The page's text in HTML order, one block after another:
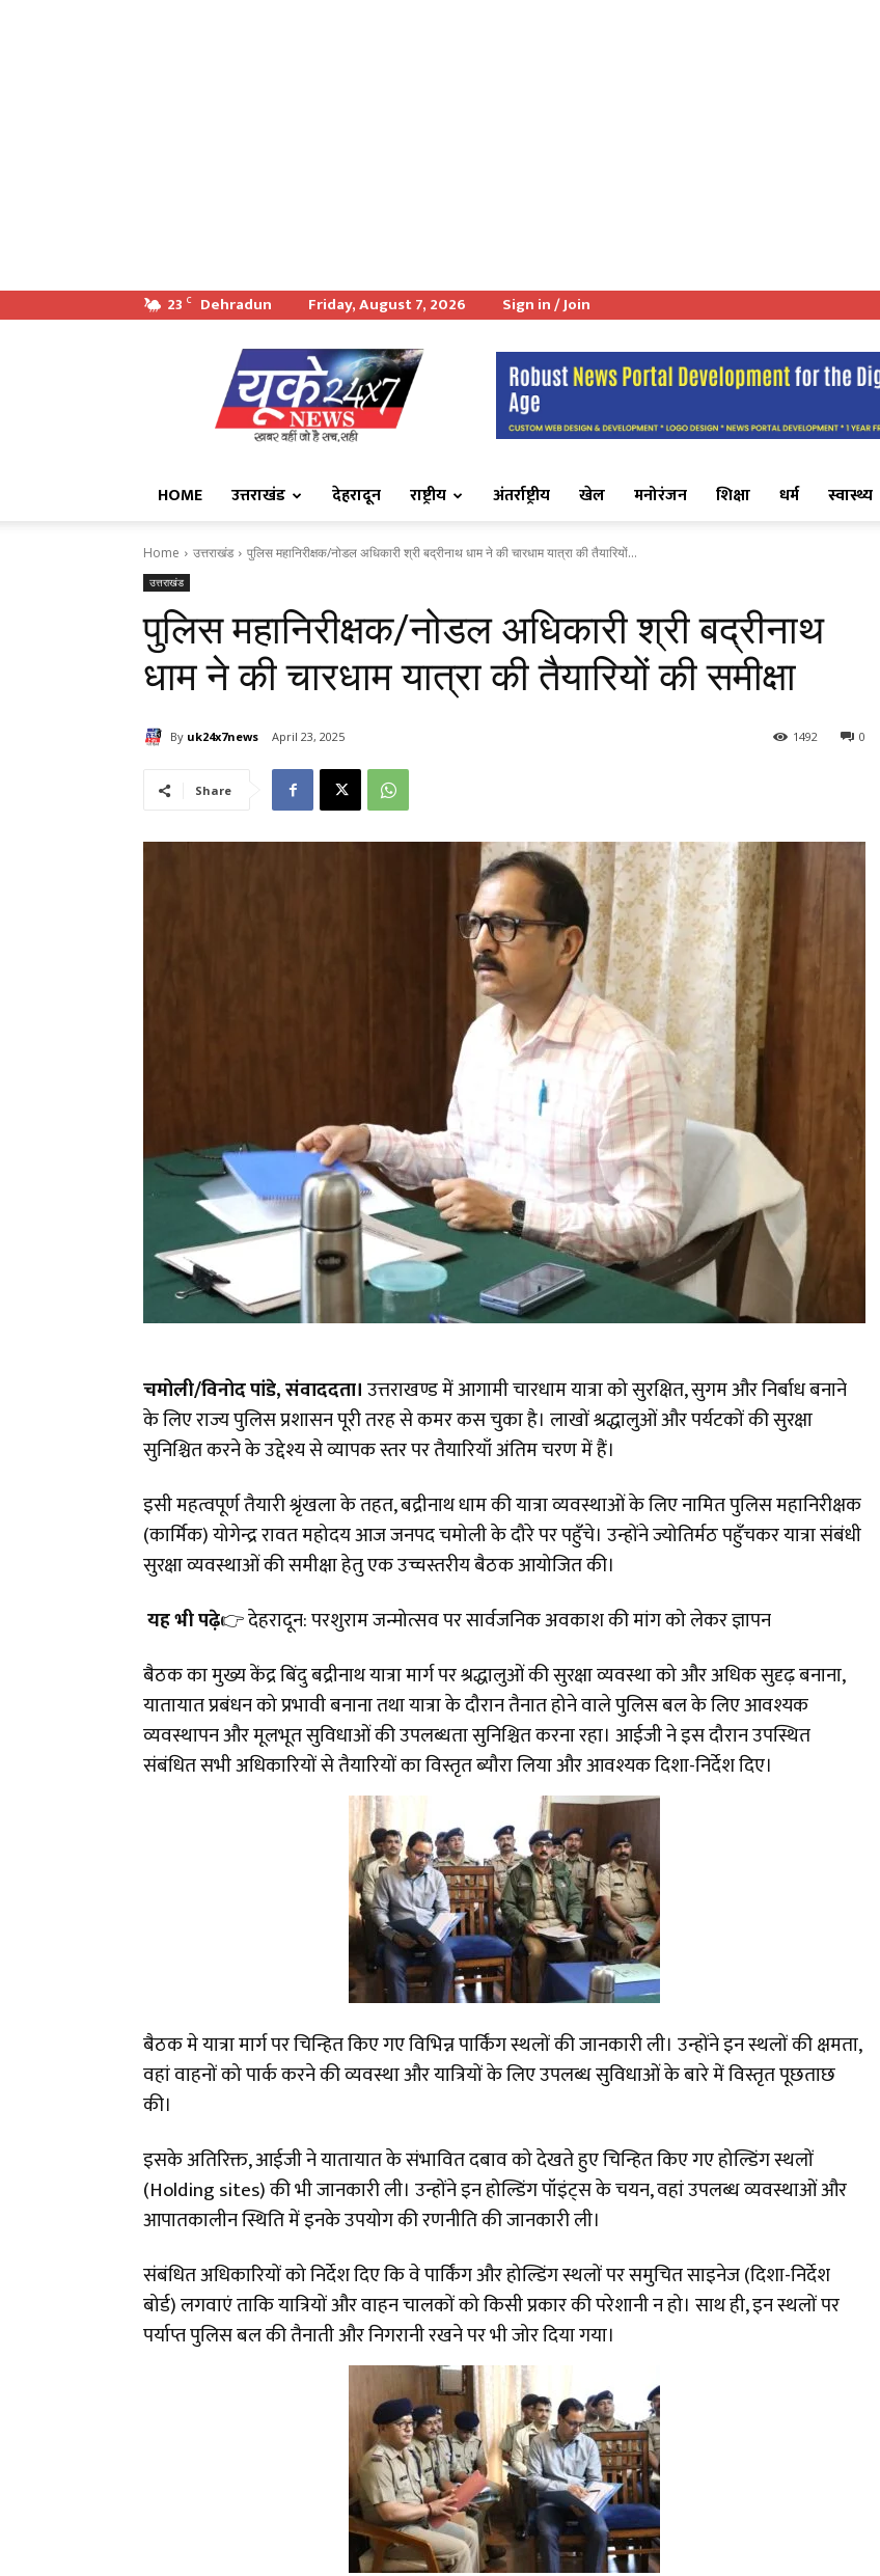
23 C Dehradun Friday, August 7, 2026 Sign in / Join
खबर
वही
जो
सच
HOME उत्तराखंड देहरादून राष्ट्रीय अंतर्राष्ट्रीय खेल मनोरंजन शिक्षा धर्म स्वास्थ्य
Home उत्तराखंड पुलिस महानिरीक्षक/नोडल अधिकारी श्री बद्रीनाथ धाम ने की चारधाम यात्रा की तैयारियों...
उत्तराखंड
पुलिस महानिरीक्षक/नोडल अधिकारी श्री बद्रीनाथ
धाम ने की चारधाम यात्रा की तैयारियों की समीक्षा
By uk24x7news April 23, 2025 0
1492
Share
चमोली/विनोद पांडे, संवाददता।उत्तराखण्ड में आगामी चारधाम यात्रा को सुरक्षित, सुगम और निर्बाध बनाने
के लिए राज्य पुलिस प्रशासन पूरी तरह से कमर कस चुका है। लाखों श्रद्धालुओं और पर्यटकों की सुरक्षा
सुनिश्चित करने के उद्देश्य से व्यापक स्तर पर तैयारियाँ अंतिम चरण में हैं।
इसी महत्वपूर्ण तैयारी श्रृंखला के तहत, बद्रीनाथ धाम की यात्रा व्यवस्थाओं के लिए नामित पुलिस महानिरीक्षक
(कार्मिक) योगेन्द्र रावत महोदय आज जनपद चमोली के दौरे पर पहुँचे। उन्होंने ज्योतिर्मठ पहुँचकर यात्रा संबंधी
सुरक्षा व्यवस्थाओं की समीक्षा हेतु एक उच्चस्तरीय बैठक आयोजित की।
यह भी पढ़े👉देहरादून: परशुराम जन्मोत्सव पर सार्वजनिक अवकाश की मांग को लेकर ज्ञापन
बैठक का मुख्य केंद्र बिंदु बद्रीनाथ यात्रा मार्ग पर श्रद्धालुओं की सुरक्षा व्यवस्था को और अधिक सुदृढ़ बनाना,
यातायात प्रबंधन को प्रभावी बनाना तथा यात्रा के दौरान तैनात होने वाले पुलिस बल के लिए आवश्यक
व्यवस्थापन और मूलभूत सुविधाओं की उपलब्धता सुनिश्चित करना रहा। आईजी ने इस दौरान उपस्थित
संबंधित सभी अधिकारियों से तैयारियों का विस्तृत ब्यौरा लिया और आवश्यक दिशा-निर्देश दिए।
बैठक मे यात्रा मार्ग पर चिन्हित किए गए विभिन्न पार्किंग स्थलों की जानकारी ली। उन्होंने इन स्थलों की क्षमता,
वहां वाहनों को पार्क करने की व्यवस्था और यात्रियों के लिए उपलब्ध सुविधाओं के बारे में विस्तृत पूछताछ
की।
इसके अतिरिक्त, आईजी ने यातायात के संभावित दबाव को देखते हुए चिन्हित किए गए होल्डिंग स्थलों
(Holding sites) की भी जानकारी ली। उन्होंने इन होल्डिंग पॉइंट्स के चयन, वहां उपलब्ध व्यवस्थाओं और
आपातकालीन स्थिति में इनके उपयोग की रणनीति की जानकारी ली।
संबंधित अधिकारियों को निर्देश दिए कि वे पार्किंग और होल्डिंग स्थलों पर समुचित साइनेज (दिशा-निर्देश
बोर्ड) लगवाएं ताकि यात्रियों और वाहन चालकों को किसी प्रकार की परेशानी न हो। साथ ही, इन स्थलों पर
पर्याप्त पुलिस बल की तैनाती और निगरानी रखने पर भी जोर दिया गया।